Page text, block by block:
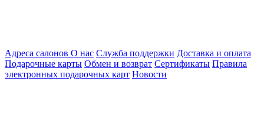
Адреса салонов О нас Служба поддержки Доставка и оплата
Подарочные карты Обмен и возврат Сертификаты Правила
электронных подарочных карт Новости